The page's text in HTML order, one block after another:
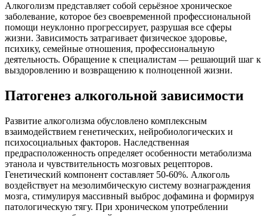
Алкоголизм представляет собой серьёзное хроническое
заболевание, которое без своевременной профессиональной
помощи неуклонно прогрессирует, разрушая все сферы
жизни. Зависимость затрагивает физическое здоровье,
психику, семейные отношения, профессиональную
деятельность. Обращение к специалистам — решающий шаг к
выздоровлению и возвращению к полноценной жизни.
Патогенез алкогольной зависимости
Развитие алкоголизма обусловлено комплексным
взаимодействием генетических, нейробиологических и
психосоциальных факторов. Наследственная
предрасположенность определяет особенности метаболизма
этанола и чувствительность мозговых рецепторов.
Генетический компонент составляет 50-60%. Алкоголь
воздействует на мезолимбическую систему вознаграждения
мозга, стимулируя массивный выброс дофамина и формируя
патологическую тягу. При хроническом употреблении